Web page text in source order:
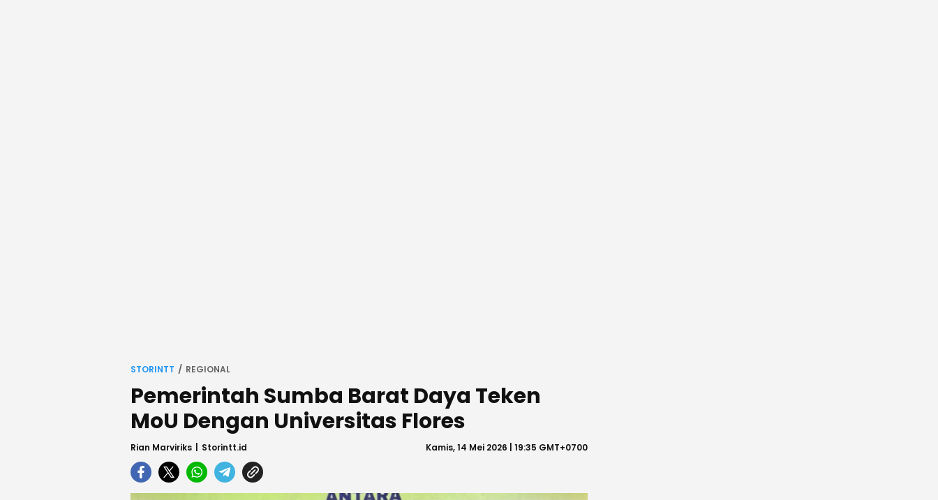
STORINTT REGIONAL
Pemerintah Sumba Barat Daya Teken
MoU Dengan Universitas Flores
Rian Marviriks Storintt.id Kamis, 14 Mei 2026 | 19:35 GMT+0700